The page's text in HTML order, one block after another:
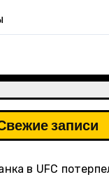
записи
в UFC